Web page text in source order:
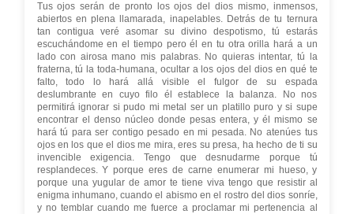
Tus ojos serán de pronto los ojos del dios mismo, inmensos,
abiertos en plena llamarada, inapelables. Detrás de tu ternura
tan contigua veré asomar su divino despotismo, tú estarás
escuchándome en el tiempo pero él en tu otra orilla hará a un
lado con airosa mano mis palabras. No quieras intentar, tú la
fraterna, tú la toda-humana, ocultar a los ojos del dios en qué te
falto, todo lo hará allá visible el fulgor de su espada
deslumbrante en cuyo filo él establece la balanza. No nos
permitirá ignorar si pudo mi metal ser un platillo puro y si supe
encontrar el denso núcleo donde pesas entera, y él mismo se
hará tú para ser contigo pesado en mi pesada. No atenúes tus
ojos en los que el dios me mira, eres su presa, ha hecho de ti su
invencible exigencia. Tengo que desnudarme porque tú
resplandeces. Y porque eres de carne enumerar mi hueso, y
porque una yugular de amor te tiene viva tengo que resistir al
enigma inhumano, cuando el abismo en el rostro del dios sonríe,
y no temblar cuando me fuerce a proclamar mi pertenencia al